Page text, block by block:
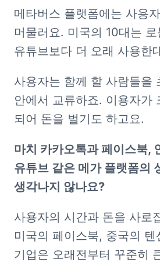
메타버스 플랫폼에는 사용
머물러요. 미국의 10대는
유튜브보다 더 오래 사용한
사용자는 함께 할 사람들을
안에서 교류하죠. 이용자가
되어 돈을 벌기도 하고요.
마치 카카오톡과 페이스북,
유튜브 같은 메가 플랫폼의
생각나지 않나요?
사용자의 시간과 돈을 사로
미국의 페이스북, 중국의
기업은 오래전부터 꾸준히